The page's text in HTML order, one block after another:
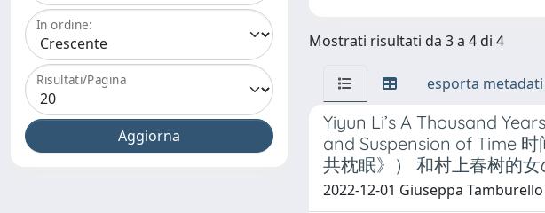
In ordine:
Risultati/Pagina
Mostrati risultati da 3 a 4 di 4
esporta metadati
Yiyun Li’s A Thousand
and Suspension of Time
共枕眠》） 和村上春树的
2022-12-01 Giuseppa Tamburello